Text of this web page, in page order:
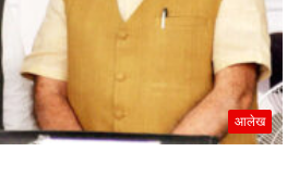
आलेख